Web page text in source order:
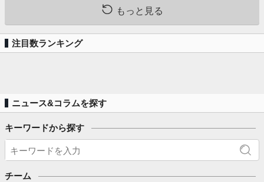
もっと見る
注目数ランキング
ニュース&コラムを探す
キーワードから探す
チーム